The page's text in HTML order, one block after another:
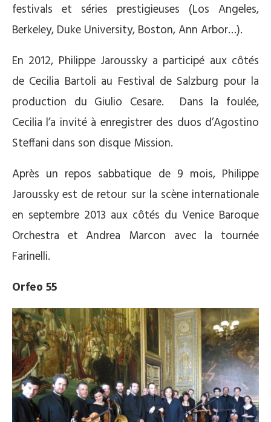
festivals et séries prestigieuses (Los Angeles,
Berkeley, Duke University, Boston, Ann Arbor…).
En 2012, Philippe Jaroussky a participé aux côtés
de Cecilia Bartoli au Festival de Salzburg pour la
production du Giulio Cesare. Dans la foulée,
Cecilia l’a invité à enregistrer des duos d’Agostino
Steffani dans son disque Mission.
Après un repos sabbatique de 9 mois, Philippe
Jaroussky est de retour sur la scène internationale
en septembre 2013 aux côtés du Venice Baroque
Orchestra et Andrea Marcon avec la tournée
Farinelli.
Orfeo 55